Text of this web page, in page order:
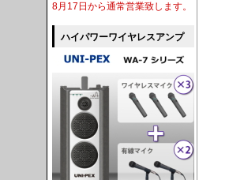
8月17日から通常営業致します。
ハイパワーワイヤレスアンプ